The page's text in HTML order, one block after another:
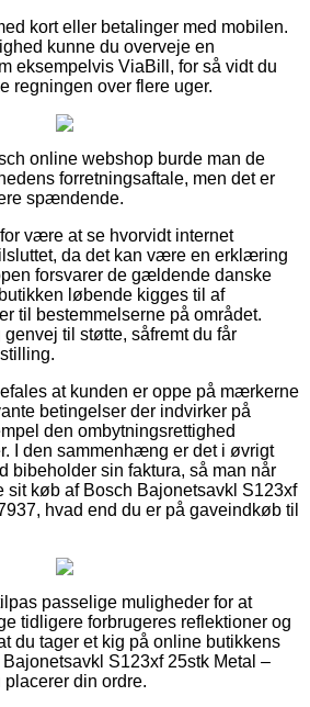
kort eller betalinger med mobilen.
kunne du overveje en
eksempelvis ViaBill, for så vidt du
regningen over flere uger.
online webshop burde man de
forretningsaftale, men det er
spændende.
være at se hvorvidt internet
da det kan være en erklæring
forsvarer de gældende danske
løbende kigges til af
til bestemmelserne på området.
til støtte, såfremt du får
at kunden er oppe på mærkerne
betingelser der indvirker på
den ombytningsrettighed
I den sammenhæng er det i øvrigt
bibeholder sin faktura, så man når
sit køb af Bosch Bajonetsavkl S123xf
hvad end du er på gaveindkøb til
passelige muligheder for at
tidligere forbrugeres reflektioner og
du tager et kig på online butikkens
S123xf 25stk Metal –
din ordre.